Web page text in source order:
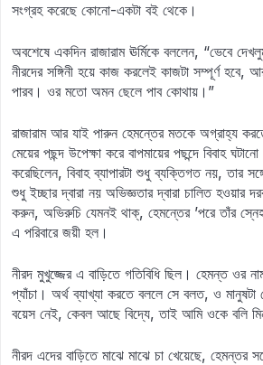
সংগ্রহ করেছে কোনো-একটা বই থেকে।
অবশেষে একদিন রাজারাম ঊর্মিকে বললেন, “ভেবে
নীরদের সঙ্গিনী হয়ে কাজ করলেই কাজটা সম্পূর্ণ হবে,
পারব। ওর মতো অমন ছেলে পাব কোথায়।”
রাজারাম আর যাই পারুন হেমন্তের মতকে অগ্রাহ্য
মেয়ের পছন্দ উপেক্ষা করে বাপমায়ের পছন্দে বিবাহ
করেছিলেন, বিবাহ ব্যাপারটা শুধু ব্যক্তিগত নয়, তার
শুধু ইচ্ছার দ্বারা নয় অভিজ্ঞতার দ্বারা চালিত হওয়ার
করুন, অভিরুচি যেমনই থাক্‌, হেমন্তের ’পরে তাঁর
এ পরিবারে জয়ী হল।
নীরদ মুখুজ্জের এ বাড়িতে গতিবিধি ছিল। হেমন্ত ওর
প্যাঁচা। অর্থ ব্যাখ্যা করতে বললে সে বলত, ও মানুষটা
বয়েস নেই, কেবল আছে বিদ্যে, তাই আমি ওকে বলি
নীরদ এদের বাড়িতে মাঝে মাঝে চা খেয়েছে, হেমন্তর